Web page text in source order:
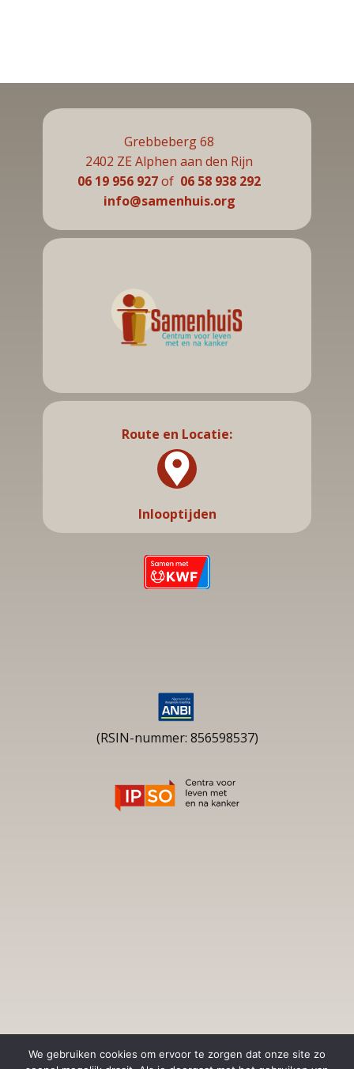
Grebbeberg 68
2402 ZE Alphen aan den Rijn
06 19 956 927of 06 58 938 292
info@samenhuis.org
Route en Locatie:
Inlooptijden
(RSIN-nummer: 856598537)
We gebruiken cookies om ervoor te zorgen dat onze site zo